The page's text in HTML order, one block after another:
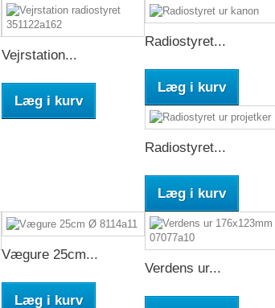
Vejrstation...
Læg i kurv
Radiostyret...
Læg i kurv
Radiostyret...
Læg i kurv
Vægure 25cm...
Læg i kurv
Verdens ur...